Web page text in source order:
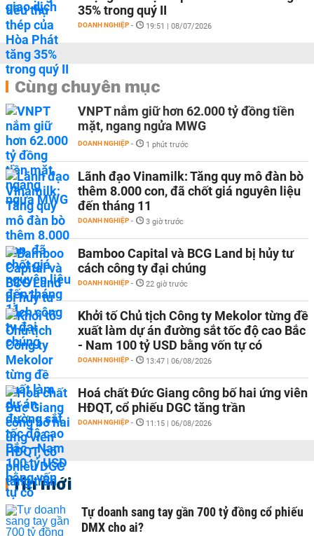
35% trong quý II
DOANH NGHIỆP - 19:51 | 08/07/2026
Cùng chuyên mục
VNPT nắm giữ hơn 62.000 tỷ đồng tiền
mặt, ngang ngửa MWG
DOANH NGHIỆP - 1 phút trước
Lãnh đạo Vinamilk: Tăng quy mô đàn bò
thêm 8.000 con, đã chốt giá nguyên liệu
đến tháng 11
DOANH NGHIỆP - 3 giờ trước
Bamboo Capital và BCG Land bị hủy tư
cách công ty đại chúng
DOANH NGHIỆP - 22 giờ trước
Khởi tố Chủ tịch Công ty Mekolor từng đề
xuất làm dự án đường sắt tốc độ cao Bắc
- Nam 100 tỷ USD bằng vốn tự có
DOANH NGHIỆP - 13:47 | 06/08/2026
Hoá chất Đức Giang công bố hai ứng viên
HĐQT, cổ phiếu DGC tăng trần
DOANH NGHIỆP - 11:15 | 06/08/2026
Tin mới
Tự doanh sang tay gần 700 tỷ đồng cổ phiếu
DMX cho ai?